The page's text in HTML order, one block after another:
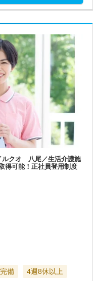
ルクオ 八尾／生活介護施
得可能！正社員登用制度
備 4週8休以上